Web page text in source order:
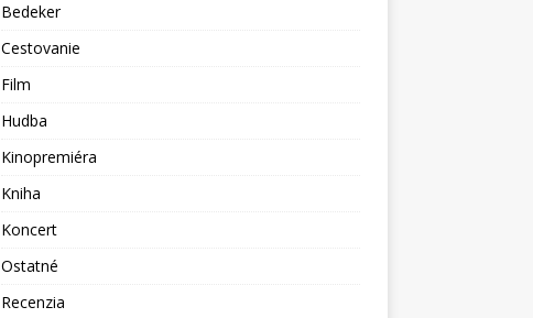
Bedeker
Cestovanie
Film
Hudba
Kinopremiéra
Kniha
Koncert
Ostatné
Recenzia